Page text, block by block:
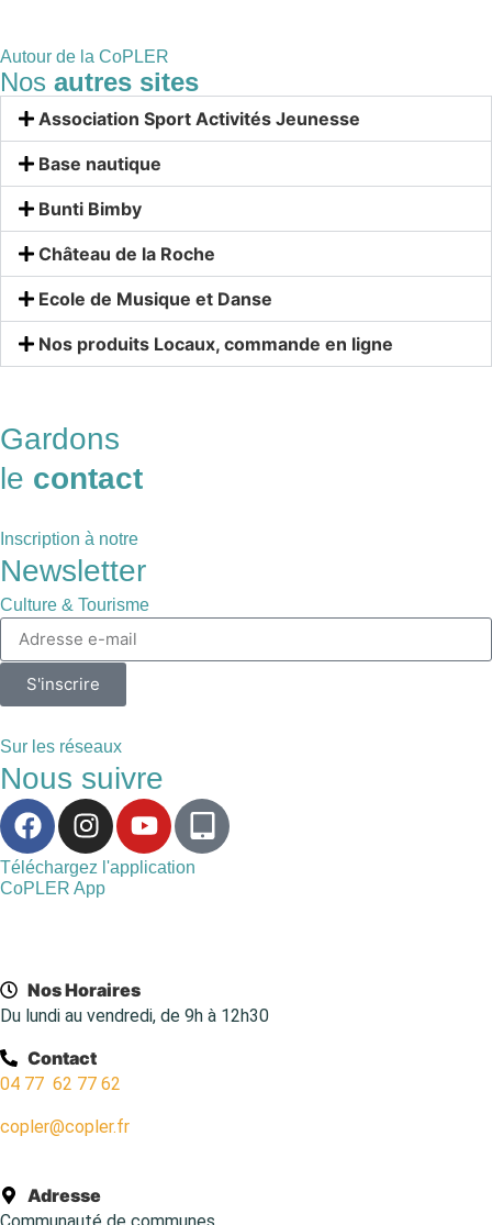
Autour de la CoPLER
Nos autres sites
Association Sport Activités Jeunesse
Base nautique
Bunti Bimby
Château de la Roche
Ecole de Musique et Danse
Nos produits Locaux, commande en ligne
Gardons
le contact
Inscription à notre
Newsletter
Culture & Tourisme
S'inscrire
Sur les réseaux
Nous suivre
Téléchargez l'application
CoPLER App
Nos Horaires
Du lundi au vendredi, de 9h à 12h30
Contact
04 77 62 77 62
copler@copler.fr
Adresse